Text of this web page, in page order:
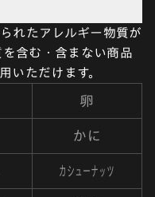
れたアレルギー物質が
含む・含まない商品
いただけます。
卵
かに
カシューナッツ